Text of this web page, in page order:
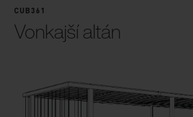
CUB361
Vonkajší altán